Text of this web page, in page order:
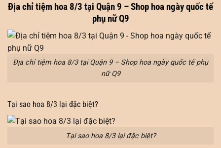
Địa chỉ tiệm hoa 8/3 tại Quận 9 – Shop hoa ngày quốc tế
phụ nữ Q9
Địa chỉ tiệm hoa 8/3 tại Quận 9 – Shop hoa ngày quốc tế phụ
nữ Q9
Tại sao hoa 8/3 lại đặc biệt?
Tại sao hoa 8/3 lại đặc biệt?